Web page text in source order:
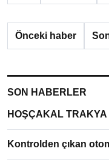
Önceki haber
SON HABERLER
HOŞÇAKAL
Kontrolden çıkan